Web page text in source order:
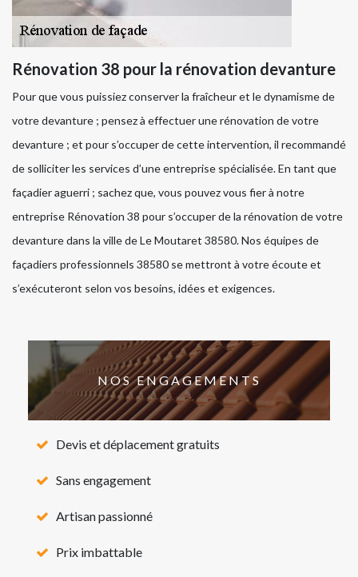
Rénovation 38 pour la rénovation devanture
Pour que vous puissiez conserver la fraîcheur et le dynamisme de
votre devanture ; pensez à effectuer une rénovation de votre
devanture ; et pour s’occuper de cette intervention, il recommandé
de solliciter les services d’une entreprise spécialisée. En tant que
façadier aguerri ; sachez que, vous pouvez vous fier à notre
entreprise Rénovation 38 pour s’occuper de la rénovation de votre
devanture dans la ville de Le Moutaret 38580. Nos équipes de
façadiers professionnels 38580 se mettront à votre écoute et
s’exécuteront selon vos besoins, idées et exigences.
NOS ENGAGEMENTS
Devis et déplacement gratuits
Sans engagement
Artisan passionné
Prix imbattable